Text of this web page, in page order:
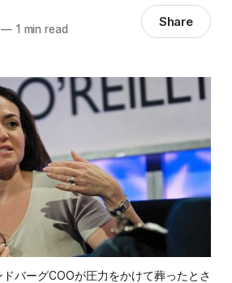
—1 min read Share
バーグCOOが圧力をかけて葬ったとさ